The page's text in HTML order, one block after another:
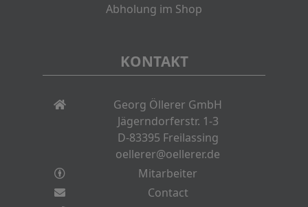
Abholung im Shop
KONTAKT
Georg Öllerer GmbH
Jägerndorferstr. 1-3
D-83395 Freilassing
oellerer@oellerer.de
Mitarbeiter
Contact